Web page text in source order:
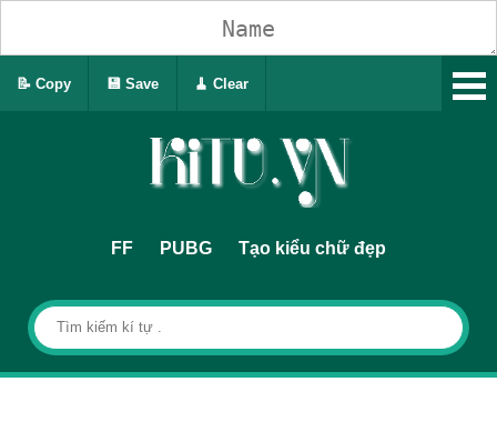
FF PUBG Tạo kiểu chữ đẹp
📝 Copy 💾 Save 🧹 Clear